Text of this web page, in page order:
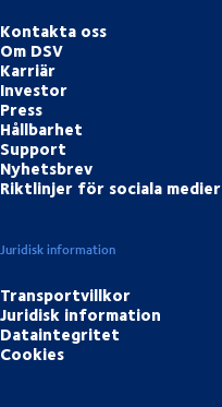
Kontakta oss
Om DSV
Karriär
Investor
Press
Hållbarhet
Support
Nyhetsbrev
Riktlinjer för sociala medier
Juridisk information
Transportvillkor
Juridisk information
Dataintegritet
Cookies